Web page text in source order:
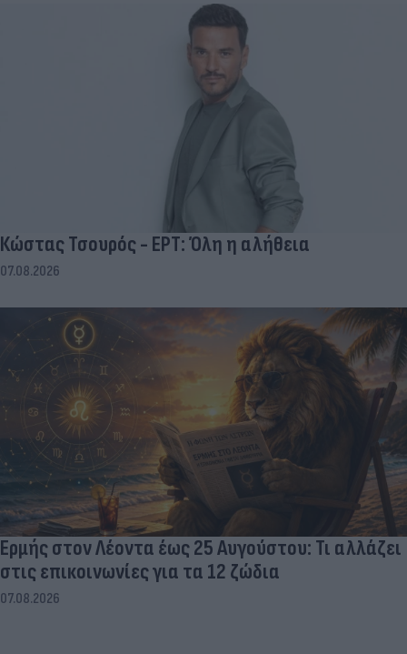
Κώστας Τσουρός - ΕΡΤ: Όλη η αλήθεια
07.08.2026
Ερμής στον Λέοντα έως 25 Αυγούστου: Τι αλλάζει
στις επικοινωνίες για τα 12 ζώδια
07.08.2026